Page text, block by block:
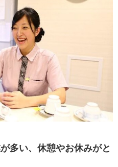
多い、休憩やお休みがと